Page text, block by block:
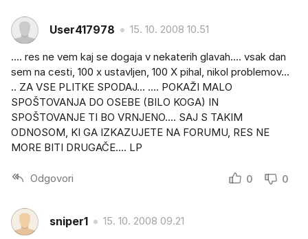
User417978 15. 10. 2008 10.51
.... res ne vem kaj se dogaja v nekaterih glavah.... vsak dan
sem na cesti, 100 x ustavljen, 100 X pihal, nikol problemov...
.. ZA VSE PLITKE SPODAJ... .... POKAŽI MALO
SPOŠTOVANJA DO OSEBE (BILO KOGA) IN
SPOŠTOVANJE TI BO VRNJENO.... SAJ S TAKIM
ODNOSOM, KI GA IZKAZUJETE NA FORUMU, RES NE
MORE BITI DRUGAČE.... LP
Odgovori 0 0
sniper1 15. 10. 2008 09.21